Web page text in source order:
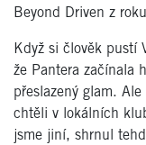
Beyond Driven z
Když si člověk pustí
že Pantera začínala
přeslazený glam.
chtěli v lokálních
jsme jiní, shrnul